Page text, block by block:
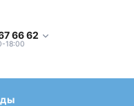
66 62
18:00